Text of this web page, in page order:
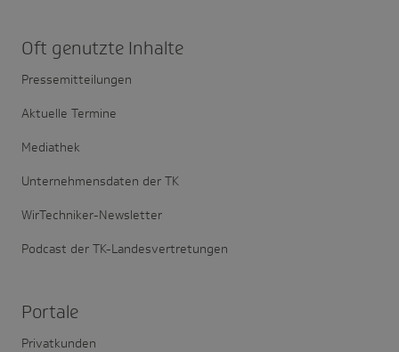
Oft genutzte Inhalte
Pressemitteilungen
Aktuelle Termine
Mediathek
Unternehmensdaten der TK
WirTechniker-Newsletter
Podcast der TK-Landesvertretungen
Portale
Privatkunden